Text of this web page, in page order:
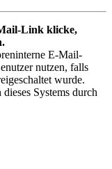
Link klicke,
E-Mail-
nutzen, falls
wurde.
Systems durch